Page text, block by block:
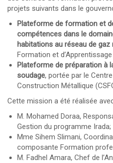
projets suivants dans le
Plateforme de formation et
compétences dans le
habitations au réseau de gaz
Formation et
Plateforme de préparation à
soudage, portée par le
Construction Métallique
Cette mission a été réalisée
M. Mohamed Doraa,
Gestion du programme Irada;
Mme Sihem Slimani,
composante Formation
M. Fadhel Amara, Chef de